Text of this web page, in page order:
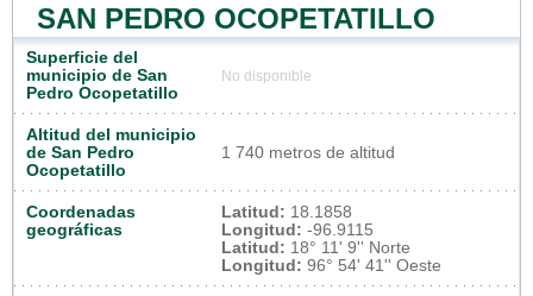
SAN PEDRO OCOPETATILLO
Superficie del
municipio de San
Pedro Ocopetatillo
No disponible
Altitud del municipio
de San Pedro
Ocopetatillo
1 740 metros de altitud
Coordenadas
geográficas
Latitud: 18.1858
Longitud: -96.9115
Latitud: 18° 11' 9'' Norte
Longitud: 96° 54' 41'' Oeste